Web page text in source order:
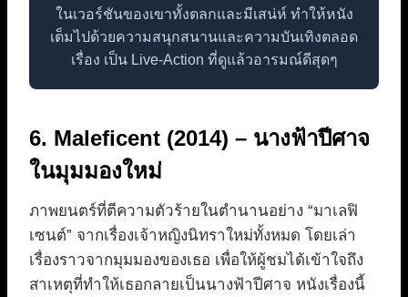
ในเวอร์ชันของเขาทั้งตลกและมีเสน่ห์ ทำให้หนัง
เต็มไปด้วยความสนุกสนานและความบันเทิงตลอด
เรื่อง เป็น Live-Action ที่ดูแล้วอารมณ์ดีสุดๆ
6. Maleficent (2014) – นางฟ้าปีศาจ
ในมุมมองใหม่
ภาพยนตร์ที่ตีความตัวร้ายในตำนานอย่าง “มาเลฟิ
เซนต์” จากเรื่องเจ้าหญิงนิทราใหม่ทั้งหมด โดยเล่า
เรื่องราวจากมุมมองของเธอ เพื่อให้ผู้ชมได้เข้าใจถึง
สาเหตุที่ทำให้เธอกลายเป็นนางฟ้าปีศาจ หนังเรื่องนี้